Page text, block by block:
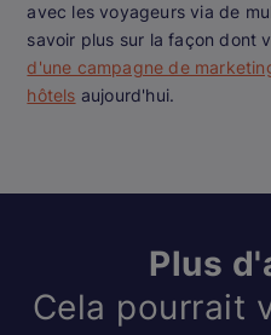
avec les voyageurs via de
savoir plus sur la façon dont
d'une campagne de
hôtels aujourd'hui.
Plus
Cela pourrait